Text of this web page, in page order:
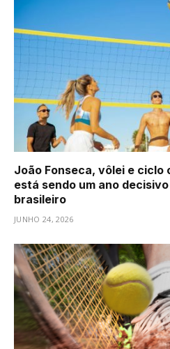
João Fonseca, vôlei e ciclo
está sendo um ano
brasileiro
JUNHO 24, 2026